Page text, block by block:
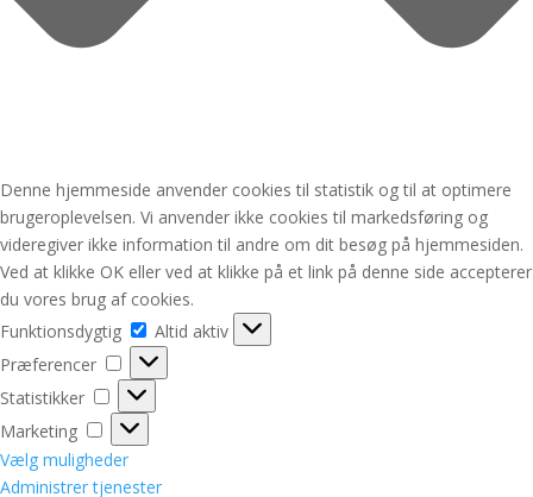
Denne hjemmeside anvender cookies til statistik og til at optimere
brugeroplevelsen. Vi anvender ikke cookies til markedsføring og
videregiver ikke information til andre om dit besøg på hjemmesiden.
Ved at klikke OK eller ved at klikke på et link på denne side accepterer
du vores brug af cookies.
Funktionsdygtig
Funktionsdygtig
Altid aktiv
Præferencer
Præferencer
Statistikker
Statistikker
Marketing
Marketing
Vælg muligheder
Administrer tjenester